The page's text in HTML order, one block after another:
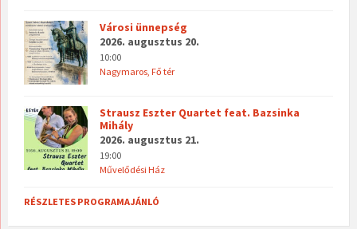
Városi ünnepség
2026. augusztus 20.
10:00
Nagymaros, Fő tér
Strausz Eszter Quartet feat. Bazsinka
Mihály
2026. augusztus 21.
19:00
Művelődési Ház
RÉSZLETES PROGRAMAJÁNLÓ